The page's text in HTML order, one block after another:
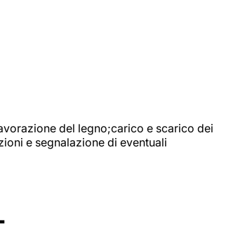
del legno;carico e scarico dei
e segnalazione di eventuali